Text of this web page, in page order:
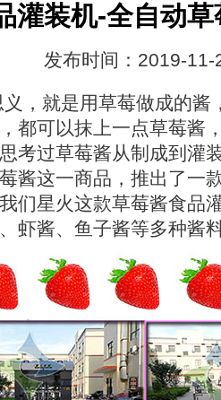
灌装机-全自动
发布时间：2019-11-
就是用草莓做成的酱
都可以抹上一点草莓酱
考过草莓酱从制成到灌
酱这一商品，推出了一
们星火这款草莓酱食品
虾酱、鱼子酱等多种酱